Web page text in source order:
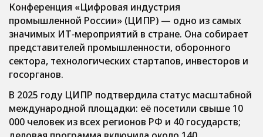
Конференция «Цифровая индустрия
промышленной России» (ЦИПР) — одно из самых
значимых ИТ‑мероприятий в стране. Она собирает
представителей промышленности, оборонного
сектора, технологических стартапов, инвесторов и
госорганов.
В 2025 году ЦИПР подтвердила статус масштабной
международной площадки: её посетили свыше 10
000 человек из всех регионов РФ и 40 государств;